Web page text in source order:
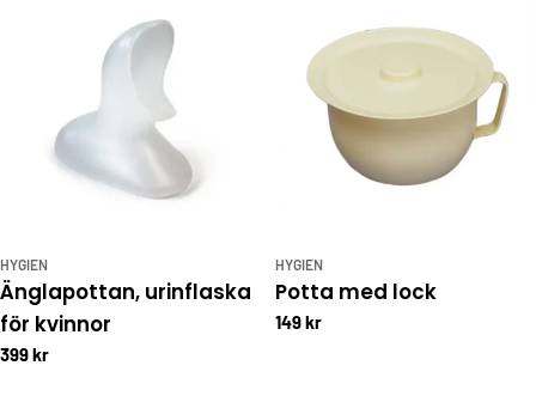
HYGIEN
Änglapottan, urinflaska
för kvinnor
399 kr
HYGIEN
Potta med lock
149 kr